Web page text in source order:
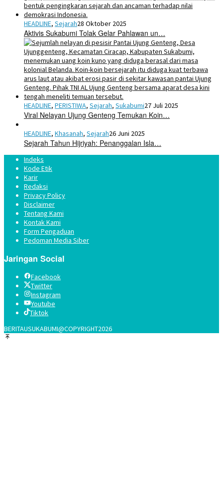
HEADLINE, Sejarah28 Oktober 2025
Aktivis Sukabumi Tolak Gelar Pahlawan un…
HEADLINE, PERISTIWA, Sejarah, Sukabumi27 Juli 2025
Viral Nelayan Ujung Genteng Temukan Koin…
HEADLINE, Khasanah, Sejarah26 Juni 2025
Sejarah Tahun Hijriyah: Penanggalan Isla…
Indeks
Kode Etik
Karir
Redaksi
Privacy Policy
Disclaimer
Tentang Kami
Kontak Kami
Form Pengaduan
Pedoman Media Siber
Jaringan Social
Facebook
Twitter
Instagram
Youtube
Tiktok
BERITAUSUKABUMI@COPYRIGHT2026